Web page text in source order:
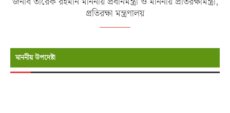
প্রতিরক্ষা মন্ত্রণালয়
মাননীয় উপদেষ্টা